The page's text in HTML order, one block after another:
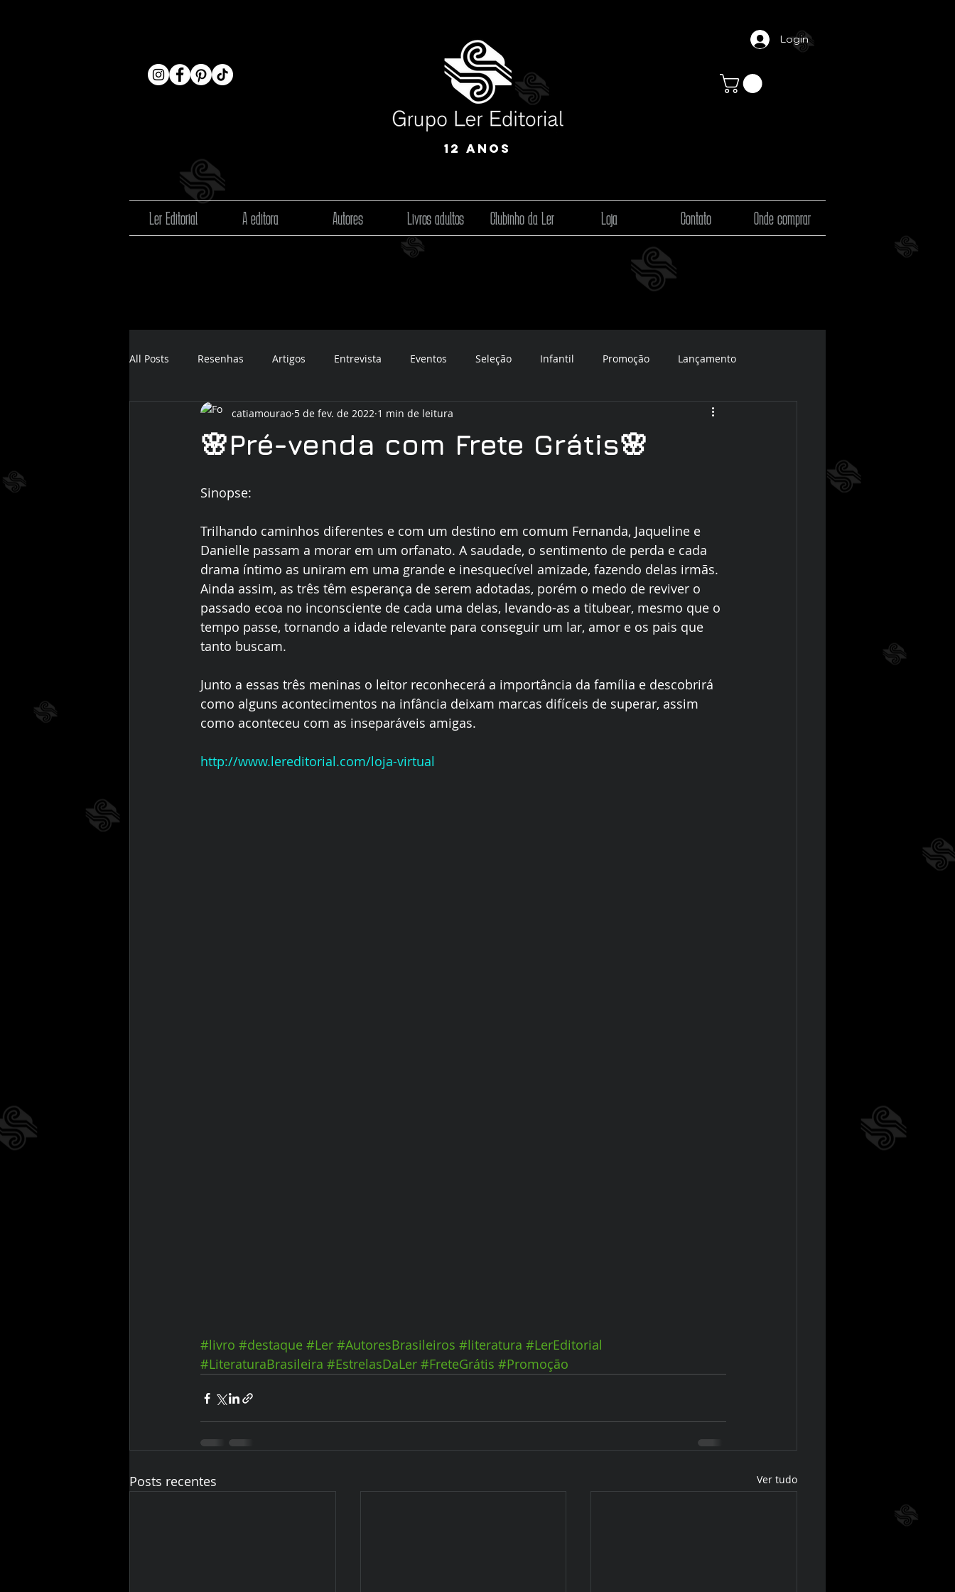
12 anos
Login
Ler Editorial A editora Autores Livros adultos Clubinho da Ler Loja Contato Onde comprar
All Posts Resenhas Artigos Entrevista Eventos Seleção Infantil Promoção Lançamento
audiobook
🌸Pré-venda com Frete Grátis🌸
catiamourao 5 de fev. de 2022 1 min de leitura
Sinopse:
Trilhando caminhos diferentes e com um destino em comum Fernanda, Jaqueline e
Danielle passam a morar em um orfanato. A saudade, o sentimento de perda e cada
drama íntimo as uniram em uma grande e inesquecível amizade, fazendo delas irmãs.
Ainda assim, as três têm esperança de serem adotadas, porém o medo de reviver o
passado ecoa no inconsciente de cada uma delas, levando-as a titubear, mesmo que o
tempo passe, tornando a idade relevante para conseguir um lar, amor e os pais que
tanto buscam.
Junto a essas três meninas o leitor reconhecerá a importância da família e descobrirá
como alguns acontecimentos na infância deixam marcas difíceis de superar, assim
como aconteceu com as inseparáveis amigas.
http://www.lereditorial.com/loja-virtual
#livro #destaque #Ler #AutoresBrasileiros #literatura #LerEditorial
#LiteraturaBrasileira #EstrelasDaLer #FreteGrátis #Promoção
Posts recentes Ver tudo